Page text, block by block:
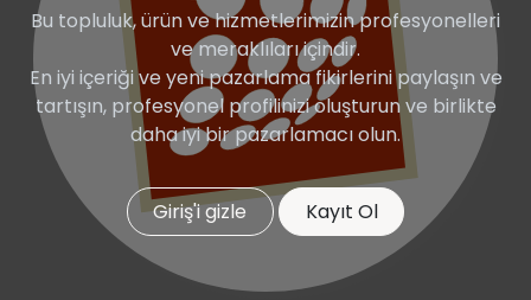
Bu topluluk, ürün ve hizmetlerimizin profesyonelleri
ve meraklıları içindir.
En iyi içeriği ve yeni pazarlama fikirlerini paylaşın ve
tartışın, profesyonel profilinizi oluşturun ve birlikte
daha iyi bir pazarlamacı olun.
Giriş'i gizle Kayıt Ol